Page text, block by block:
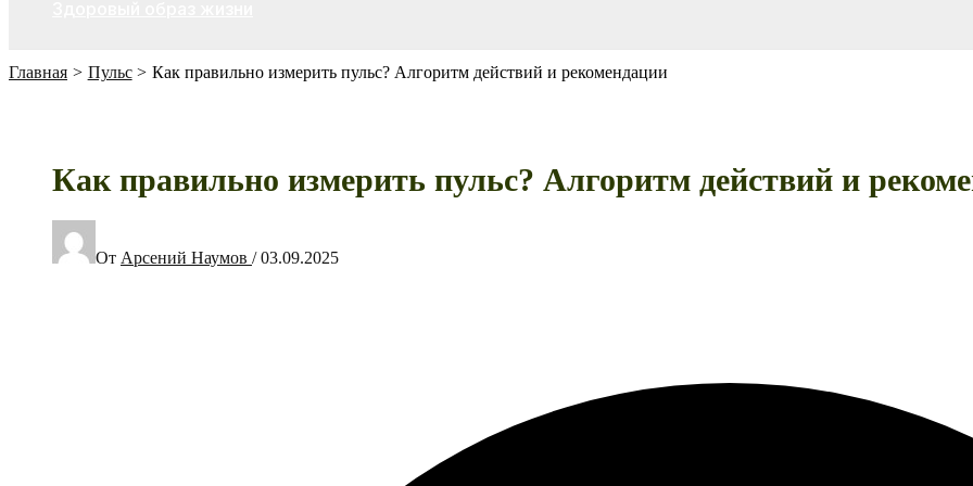
Главная Пульс Как правильно измерить пульс? Алгоритм действий и рекомендации
Как правильно измерить пульс? Алгоритм действий и
От Арсений Наумов /03.09.2025